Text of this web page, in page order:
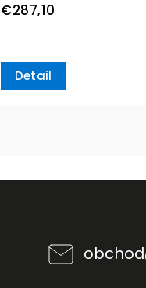
€287,10
Detail
obchod